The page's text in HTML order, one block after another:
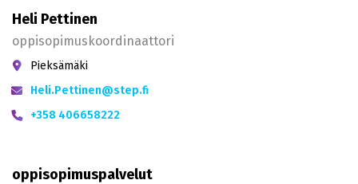
Heli Pettinen
oppisopimuskoordinaattori
Pieksämäki
Heli.Pettinen@step.fi
+358 406658222
oppisopimuspalvelut